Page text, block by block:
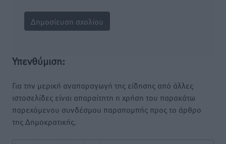
Υπενθύμιση:
Για την μερική αναπαραγωγή της είδησης από άλλες
ιστοσελίδες είναι απαραίτητη η χρήση του παρακάτω
παρεχόμενου συνδέσμου παραπομπής προς το άρθρο
της Δημοκρατικής.